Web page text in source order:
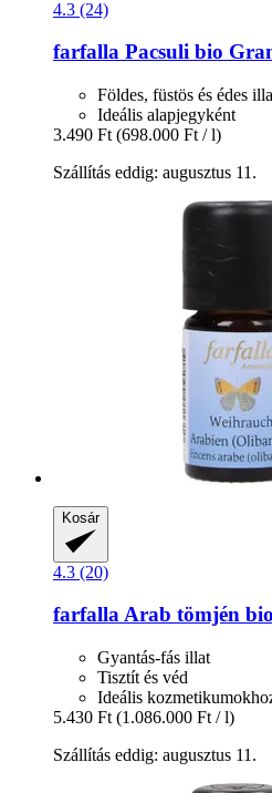
4.3 (24)
farfalla Pacsuli bio
Földes, füstös és édes
Ideális alapjegyként
3.490 Ft (698.000 Ft / l)
Szállítás eddig: augusztus 11.
Kosár
4.3 (20)
farfallaArab tömjén
Gyantás-fás illat
Tisztít és véd
Ideális
5.430 Ft (1.086.000 Ft / l)
Szállítás eddig: augusztus 11.